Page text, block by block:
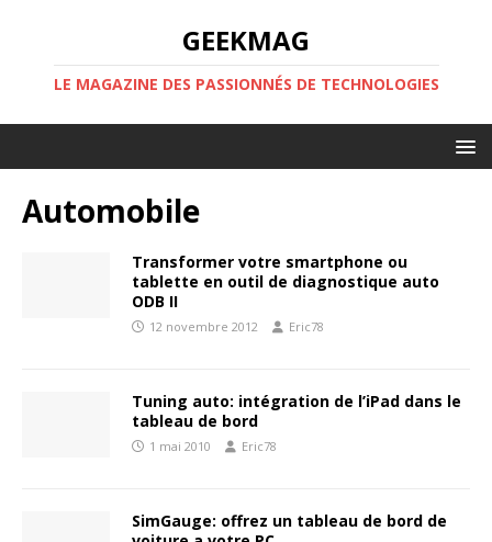
GEEKMAG
LE MAGAZINE DES PASSIONNÉS DE TECHNOLOGIES
Automobile
Transformer votre smartphone ou
tablette en outil de diagnostique auto
ODB II
12 novembre 2012 Eric78
Tuning auto: intégration de l’iPad dans le
tableau de bord
1 mai 2010 Eric78
SimGauge: offrez un tableau de bord de